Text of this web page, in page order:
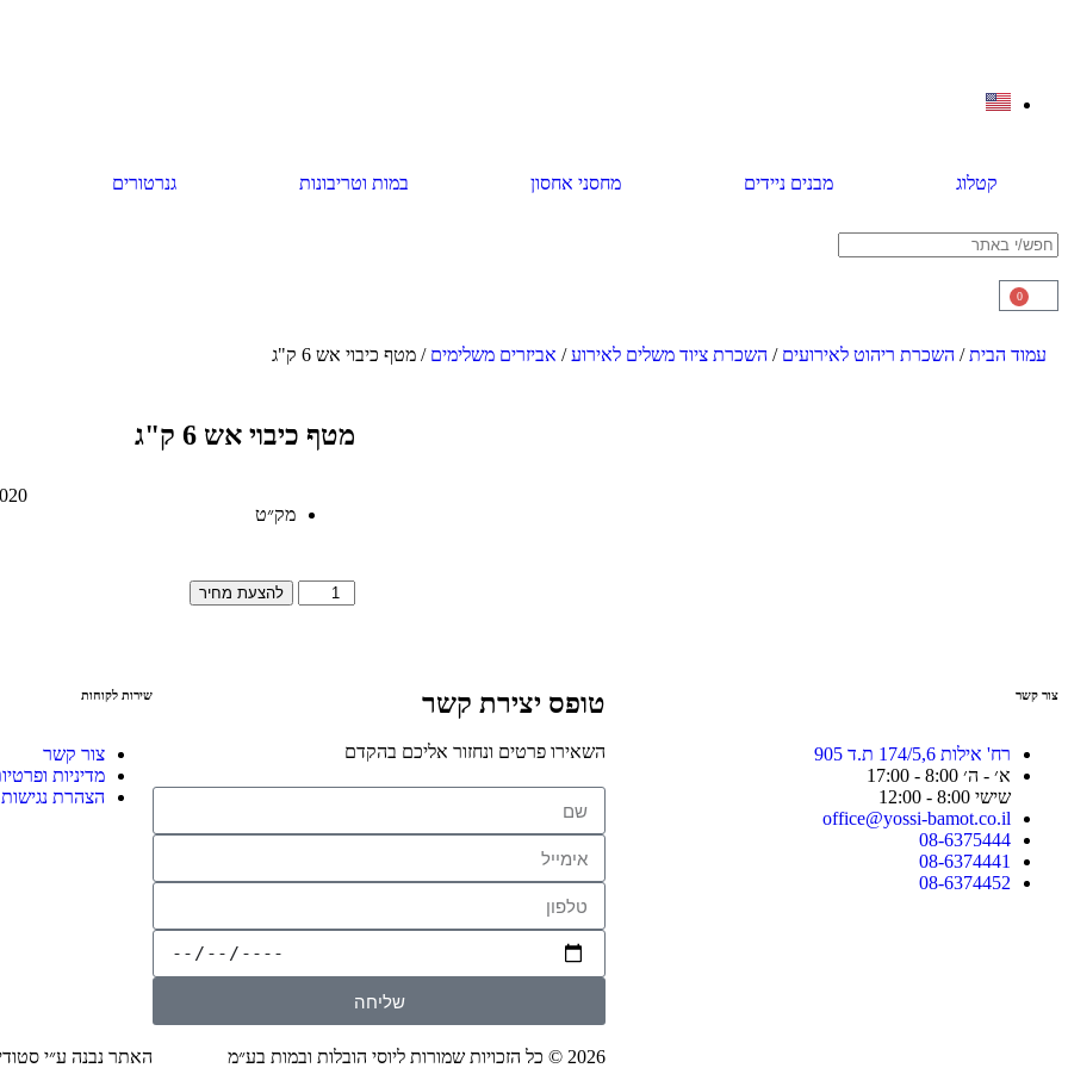
קטלוג מבנים ניידים מחסני אחסון במות וטריבונות גנרטורים
0
עמוד הבית/ השכרת ריהוט לאירועים / השכרת ציוד משלים לאירוע/ אביזרים משלימים / מטף כיבוי אש 6 ק"ג
מטף כיבוי אש 6 ק"ג
מק״ט
להצעת מחיר
צור קשר
רח' אילות 174/5,6 ת.ד 905
א׳ - ה׳ 8:00 - 17:00
שישי 8:00 - 12:00
office@yossi-bamot.co.il
08-6375444
08-6374441
08-6374452
טופס יצירת קשר
השאירו פרטים ונחזור אליכם בהקדם
שליחה
שירות לקוחות
צור קשר
מדיניות
הצהרת נגישות
2026 © כל הזכויות שמורות ליוסי הובלות ובמות בע״מ האתר נבנה ע״י